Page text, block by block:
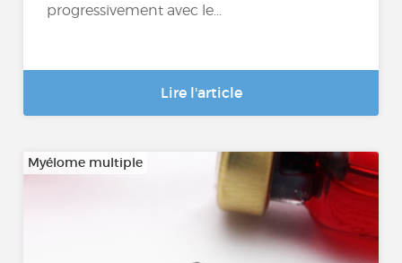
progressivement avec le...
Lire l'article
Myélome multiple